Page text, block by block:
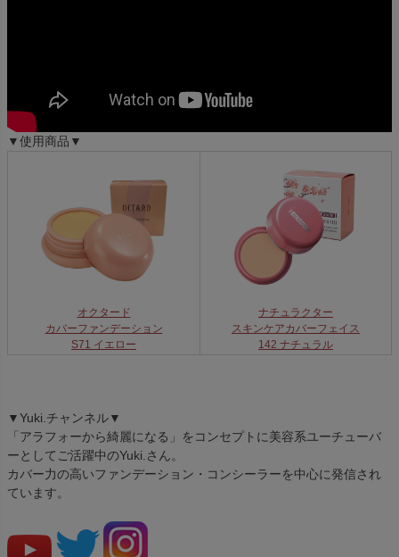
▼使用商品▼
オクタード
カバーファンデーション
S71 イエロー
ナチュラクター
スキンケアカバーフェイス
142 ナチュラル
▼Yuki.チャンネル▼
「アラフォーから綺麗になる」をコンセプトに美容系ユーチューバ
ーとしてご活躍中のYuki.さん。
カバー力の高いファンデーション・コンシーラーを中心に発信され
ています。